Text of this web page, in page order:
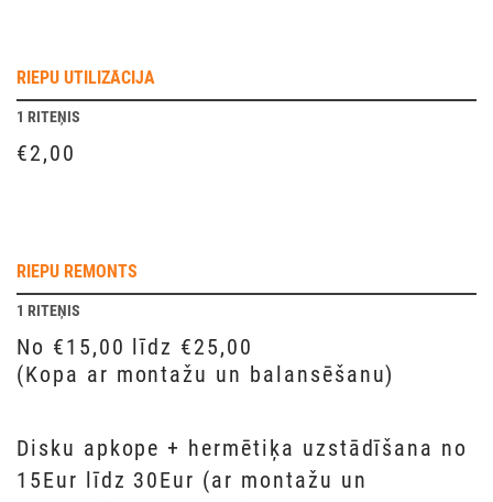
RIEPU UTILIZĀCIJA
1 RITEŅIS
€2,00
RIEPU REMONTS
1 RITEŅIS
No €15,00 līdz €25,00
(Kopa ar montažu un balansēšanu)
Disku apkope + hermētiķa uzstādīšana no
15Eur līdz 30Eur (ar montažu un